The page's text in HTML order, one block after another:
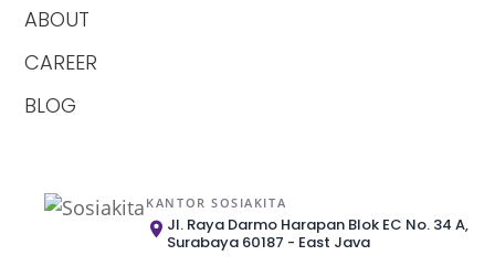
ABOUT
CAREER
BLOG
KANTOR SOSIAKITA
Jl. Raya Darmo Harapan Blok EC No. 34 A,
Surabaya 60187 - East Java